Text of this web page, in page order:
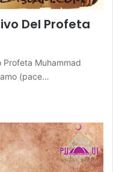
Del Profeta
Muhammad
(pace…